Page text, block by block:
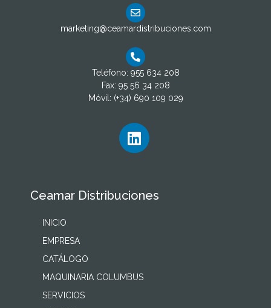
marketing@ceamardistribuciones.com
Teléfono: 955 634 208
Fax: 95 56 34 208
Móvil: (+34) 690 109 029
Ceamar Distribuciones
INICIO
EMPRESA
CATÁLOGO
MAQUINARIA COLUMBUS
SERVICIOS